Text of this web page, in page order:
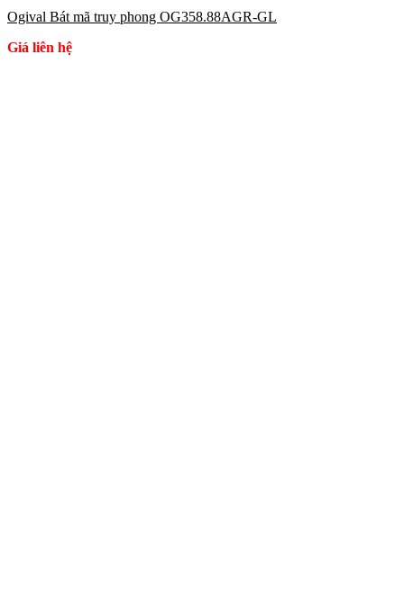
Ogival Bát mã truy phong OG358.88AGR-GL
Giá liên hệ